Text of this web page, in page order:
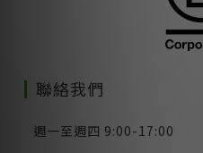
聯絡我們
週一至週四 9:00-17:00